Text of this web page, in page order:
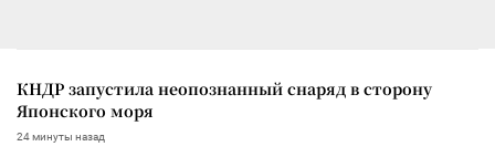
КНДР запустила неопознанный снаряд в сторону
Японского моря
24 минуты назад